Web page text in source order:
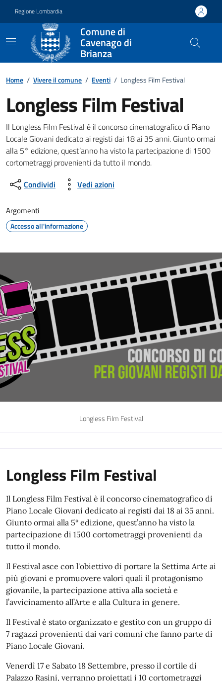
Regione Lombardia
Comune di
Cavenago di
Brianza
Home / Vivere il comune / Eventi / Longless Film Festival
Longless Film Festival
Dettagli della notizia
Il Longless Film Festival è il concorso cinematografico di Piano
Locale Giovani dedicato ai registi dai 18 ai 35 anni. Giunto ormai
alla 5° edizione, quest’anno ha visto la partecipazione di 1500
cortometraggi provenienti da tutto il mondo.
Condividi
Vedi azioni
Argomenti
Accesso all'informazione
Longless Film Festival
Longless Film Festival
Il Longless Film Festival è il concorso cinematografico di
Piano Locale Giovani dedicato ai registi dai 18 ai 35 anni.
Giunto ormai alla 5° edizione, quest’anno ha visto la
partecipazione di 1500 cortometraggi provenienti da
tutto il mondo.
Il Festival asce con l'obiettivo di portare la Settima Arte ai
più giovani e promuovere valori quali il protagonismo
giovanile, la partecipazione attiva alla società e
l’avvicinamento all’Arte e alla Cultura in genere.
Il Festival è stato organizzato e gestito con un gruppo di
7 ragazzi provenienti dai vari comuni che fanno parte di
Piano Locale Giovani.
Venerdì 17 e Sabato 18 Settembre, presso il cortile di
Palazzo Rasini, verranno proiettati i 10 cortometraggi